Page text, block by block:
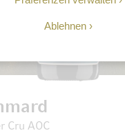
Ablehnen
Cru AOC